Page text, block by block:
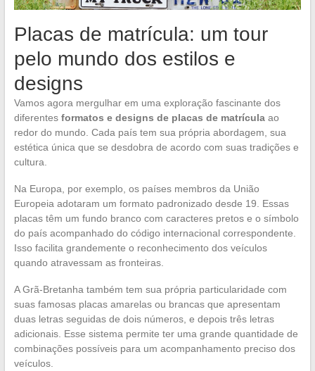
Placas de matrícula: um tour
pelo mundo dos estilos e
designs
Vamos agora mergulhar em uma exploração fascinante dos
diferentes formatos e designs de placas de matrículaao
redor do mundo. Cada país tem sua própria abordagem, sua
estética única que se desdobra de acordo com suas tradições e
cultura.
Na Europa, por exemplo, os países membros da União
Europeia adotaram um formato padronizado desde 19. Essas
placas têm um fundo branco com caracteres pretos e o símbolo
do país acompanhado do código internacional correspondente.
Isso facilita grandemente o reconhecimento dos veículos
quando atravessam as fronteiras.
A Grã-Bretanha também tem sua própria particularidade com
suas famosas placas amarelas ou brancas que apresentam
duas letras seguidas de dois números, e depois três letras
adicionais. Esse sistema permite ter uma grande quantidade de
combinações possíveis para um acompanhamento preciso dos
veículos.